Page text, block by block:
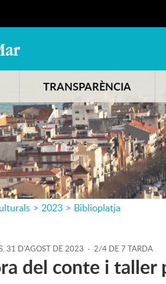
TRANSPARÈNCIA
> 2023 > Biblioplatja
31 D'AGOST DE 2023 - 2/4 DE 7 TARDA
del conte i taller